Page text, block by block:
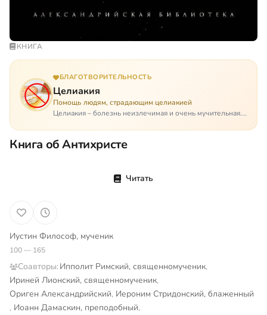
КНИГА
БЛАГОТВОРИТЕЛЬНОСТЬ
Целиакия
Помощь людям, страдающим целиакией
Целиакия – болезнь неизлечимая и очень мучительная.
целиакией страдает в одиночестве, не представляя
опасности ни для кого, кроме своих п…
Книга об Антихристе
Читать
Иустин Философ, мученик
100 — 165
Соавторы:Ипполит Римский, священномученик,
Ириней Лионский, священномученик,
Ориген Александрийский, Иероним Стридонский, блаженный
, Иоанн Дамаскин, преподобный,